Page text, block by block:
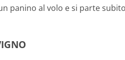
panino al volo e si parte